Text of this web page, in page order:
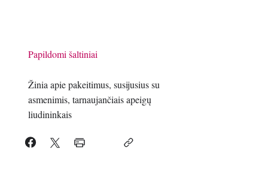
Papildomi šaltiniai
Žinia apie pakeitimus, susijusius su
asmenimis, tarnaujančiais apeigų
liudininkais